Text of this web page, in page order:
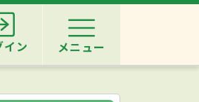
イン メニュー